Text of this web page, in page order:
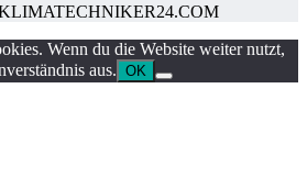
Wenn du die Website weiter nutzt,
aus. OK